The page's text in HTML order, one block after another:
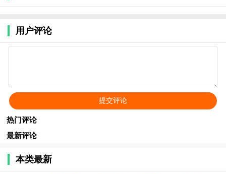
用户评论
热门评论
最新评论
本类最新